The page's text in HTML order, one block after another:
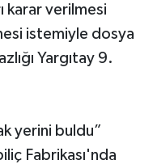
karar verilmesi
istemiyle dosya
Yargıtay 9.
yerini buldu”
Fabrikası'nda